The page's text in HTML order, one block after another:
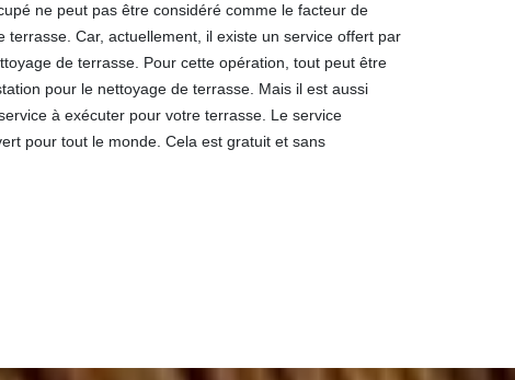
ne peut pas être considéré comme le facteur de
terrasse. Car, actuellement, il existe un service offert par
de terrasse. Pour cette opération, tout peut être
pour le nettoyage de terrasse. Mais il est aussi
à exécuter pour votre terrasse. Le service
pour tout le monde. Cela est gratuit et sans